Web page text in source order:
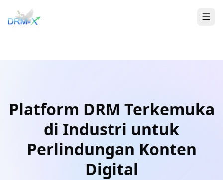
Rumah
Platform DRM Terkemuka
di Industri untuk
Perlindungan Konten
Digital